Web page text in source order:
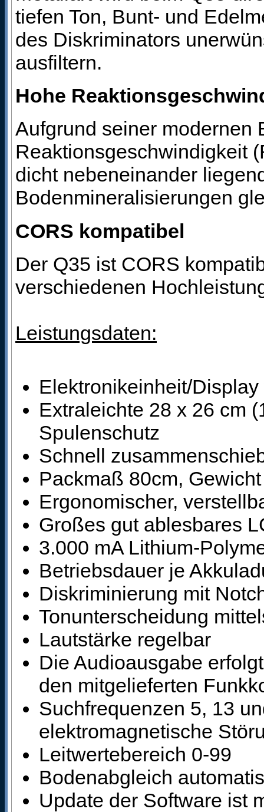
tiefen Ton, Bunt- und
des Diskriminators
ausfiltern.
Hohe
Aufgrund seiner modernen
Reaktionsgeschwindigkeit
dicht nebeneinander
Bodenmineralisierungen
CORS kompatibel
Der Q35 ist CORS
verschiedenen
Leistungsdaten:
Elektronikeinheit/
Extraleichte 28 x 26 cm
Spulenschutz
Schnell
Packmaß 80cm,
Ergonomischer,
Großes gut ablesbares
3.000 mA Lithium-
Betriebsdauer je
Diskriminierung mit
Tonunterscheidung
Lautstärke regelbar
Die Audioausgabe
den mitgelieferten
Suchfrequenzen 5, 13
elektromagnetische
Leitwertebereich 0-99
Bodenabgleich
Update der Software ist